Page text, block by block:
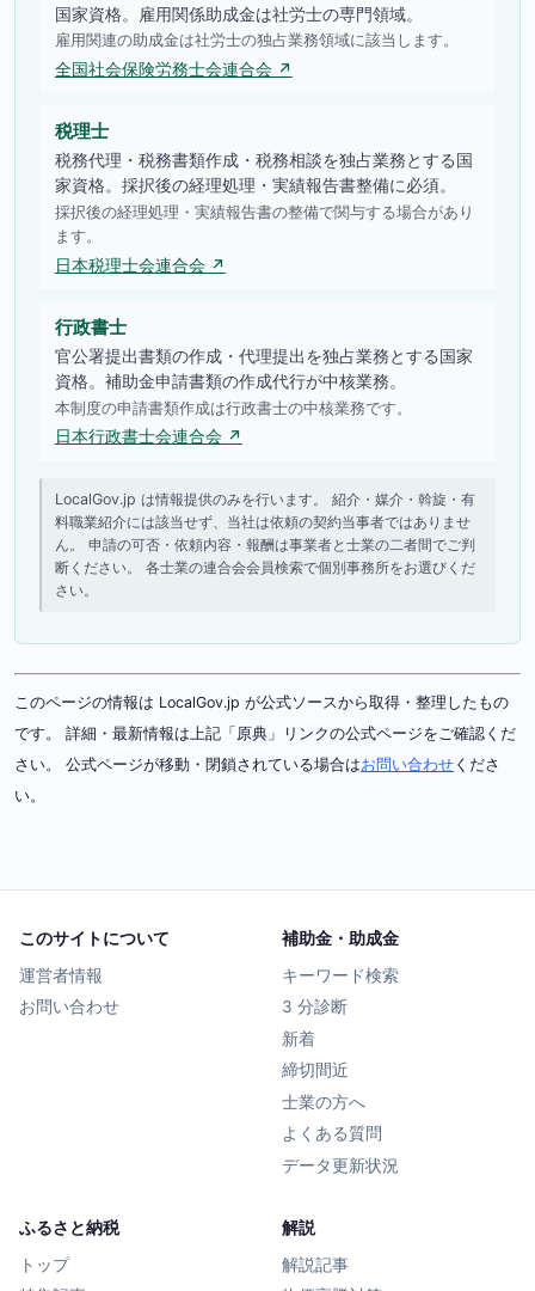
国家資格。雇用関係助成金は社労士の専門領域。
雇用関連の助成金は社労士の独占業務領域に該当します。
全国社会保険労務士会連合会 ↗
税理士
税務代理・税務書類作成・税務相談を独占業務とする国
家資格。採択後の経理処理・実績報告書整備に必須。
採択後の経理処理・実績報告書の整備で関与する場合があり
ます。
日本税理士会連合会 ↗
行政書士
官公署提出書類の作成・代理提出を独占業務とする国家
資格。補助金申請書類の作成代行が中核業務。
本制度の申請書類作成は行政書士の中核業務です。
日本行政書士会連合会 ↗
LocalGov.jp は情報提供のみを行います。 紹介・媒介・斡旋・有
料職業紹介には該当せず、当社は依頼の契約当事者ではありませ
ん。 申請の可否・依頼内容・報酬は事業者と士業の二者間でご判
断ください。 各士業の連合会会員検索で個別事務所をお選びくだ
さい。
このページの情報は LocalGov.jp が公式ソースから取得・整理したもの
です。 詳細・最新情報は上記「原典」リンクの公式ページをご確認くだ
さい。 公式ページが移動・閉鎖されている場合はお問い合わせ くださ
い。
このサイトについて
運営者情報
お問い合わせ
補助金・助成金
キーワード検索
3 分診断
新着
締切間近
士業の方へ
よくある質問
データ更新状況
ふるさと納税
トップ
解説
解説記事